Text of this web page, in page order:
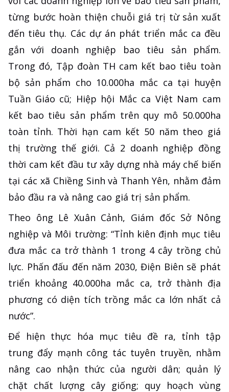
từng bước hoàn thiện chuỗi giá trị từ sản xuất
đến tiêu thụ. Các dự án phát triển mắc ca đều
gắn với doanh nghiệp bao tiêu sản phẩm.
Trong đó, Tập đoàn TH cam kết bao tiêu toàn
bộ sản phẩm cho 10.000ha mắc ca tại huyện
Tuần Giáo cũ; Hiệp hội Mắc ca Việt Nam cam
kết bao tiêu sản phẩm trên quy mô 50.000ha
toàn tỉnh. Thời hạn cam kết 50 năm theo giá
thị trường thế giới. Cả 2 doanh nghiệp đồng
thời cam kết đầu tư xây dựng nhà máy chế biến
tại các xã Chiềng Sinh và Thanh Yên, nhằm đảm
bảo đầu ra và nâng cao giá trị sản phẩm.
Theo ông Lê Xuân Cảnh, Giám đốc Sở Nông
nghiệp và Môi trường: “Tỉnh kiên định mục tiêu
đưa mắc ca trở thành 1 trong 4 cây trồng chủ
lực. Phấn đấu đến năm 2030, Điện Biên sẽ phát
triển khoảng 40.000ha mắc ca, trở thành địa
phương có diện tích trồng mắc ca lớn nhất cả
nước”.
Để hiện thực hóa mục tiêu đề ra, tỉnh tập
trung đẩy mạnh công tác tuyên truyền, nhằm
nâng cao nhận thức của người dân; quản lý
chặt chất lượng cây giống; quy hoạch vùng